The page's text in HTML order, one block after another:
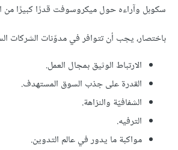
سكوبل وآراءه حول ميكروسوفت قدرًا كبيرًا من
باختصار، يجب أن تتوافر في مدوّنات الشركات
الارتباط الوثيق بمجال العمل.
القدرة على جذب السوق المستهدف.
الشفافيّة والنزاهة.
الترفيه.
مواكبة ما يدور في عالم التدوين.